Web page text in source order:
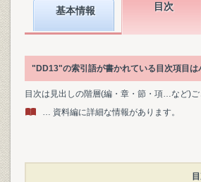
基本情報 目次
"DD13"の索引語が書かれている目次項目は
目次は見出しの階層(編・章・節・項…など)
… 資料編に詳細な情報があります。